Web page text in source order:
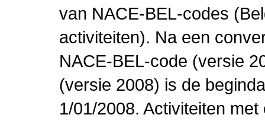
van NACE-BEL-codes
activiteiten). Na een
NACE-BEL-code (versie
(versie 2008) is de
1/01/2008. Activiteiten